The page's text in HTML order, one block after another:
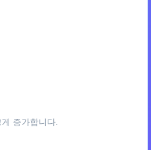
증가합니다.